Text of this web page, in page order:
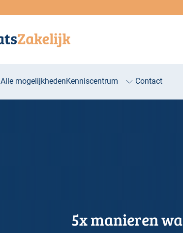
Alle mogelijkhedenKenniscentrum Contact
5x manieren